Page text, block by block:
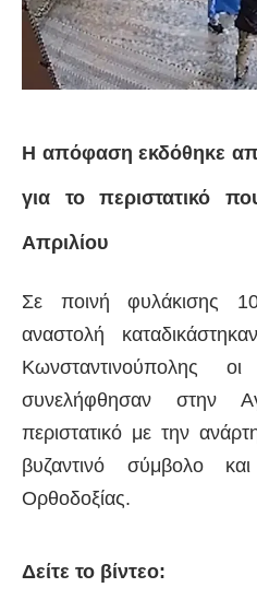
Η απόφαση εκδόθηκε
για το περιστατικό
Απριλίου
Σε ποινή φυλάκισης
αναστολή
Κωνσταντινούπολης
συνελήφθησαν στην
περιστατικό με την
βυζαντινό σύμβολο
Ορθοδοξίας.
Δείτε το βίντεο: